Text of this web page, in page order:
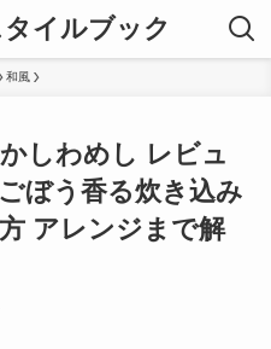
イルブック
和風
しわめし レビュ
ぼう香る炊き込み
アレンジまで解